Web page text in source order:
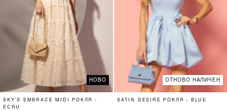
НОВО
SKY’S EMBRACE MIDI РОКЛЯ -
ECRU
ОТНОВО НАЛИЧЕН
SATIN DESIRE РОКЛЯ - BLUE